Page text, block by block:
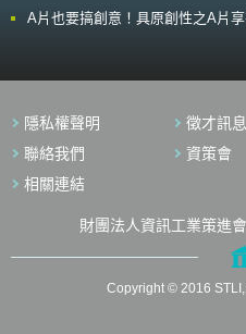
個民事罰款單位(約美金990萬元)。新
A片也要搞創意！具原創性之A片
隱私權聲明 徵才訊息
聯絡我們
資策會
相關連結
財團法人資訊工業策進
Copyright © 2016